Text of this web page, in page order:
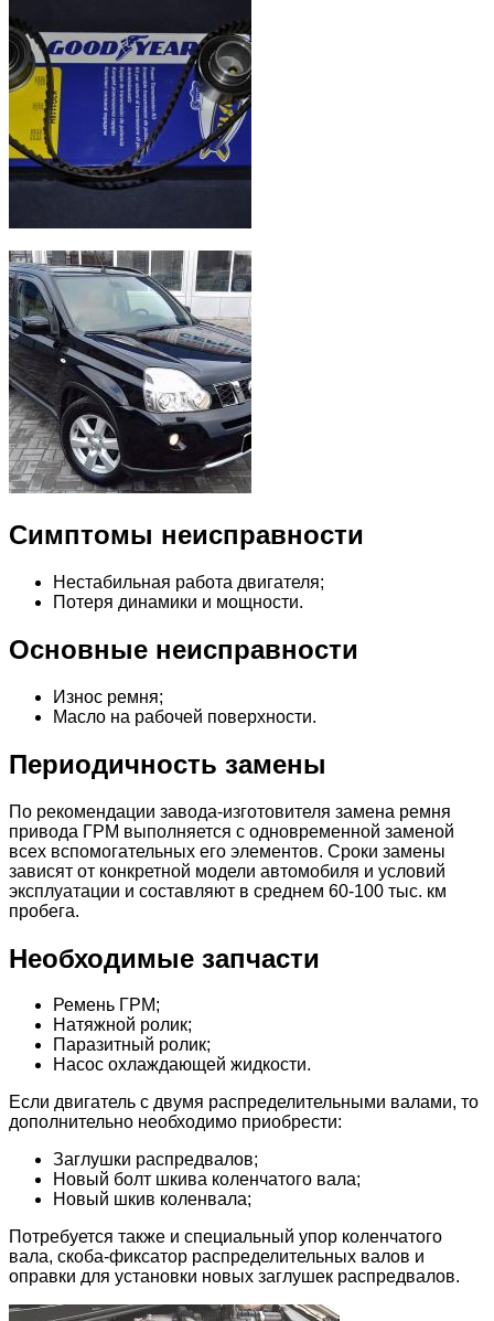
Симптомы неисправности
Нестабильная работа двигателя;
Потеря динамики и мощности.
Основные неисправности
Износ ремня;
Масло на рабочей поверхности.
Периодичность замены
По рекомендации завода-изготовителя замена ремня
привода ГРМ выполняется с одновременной заменой
всех вспомогательных его элементов. Сроки замены
зависят от конкретной модели автомобиля и условий
эксплуатации и составляют в среднем 60-100 тыс. км
пробега.
Необходимые запчасти
Ремень ГРМ;
Натяжной ролик;
Паразитный ролик;
Насос охлаждающей жидкости.
Если двигатель с двумя распределительными валами, то
дополнительно необходимо приобрести:
Заглушки распредвалов;
Новый болт шкива коленчатого вала;
Новый шкив коленвала;
Потребуется также и специальный упор коленчатого
вала, скоба-фиксатор распределительных валов и
оправки для установки новых заглушек распредвалов.